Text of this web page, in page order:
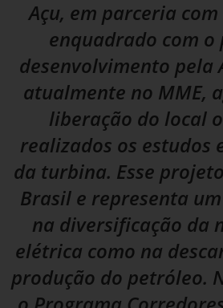
Açu, em parceria
enquadrado com o
desenvolvimento pela
atualmente no MME,
liberação do local
realizados os estudos
da turbina. Esse
Brasil e representa
na diversificação da
elétrica como na
produção do petróleo.